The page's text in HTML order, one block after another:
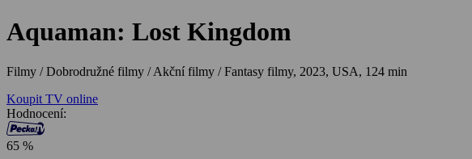
Aquaman: Lost Kingdom
Filmy / Dobrodružné filmy / Akční filmy / Fantasy filmy, 2023, USA, 124 min
Koupit TV online
Hodnocení:
65 %